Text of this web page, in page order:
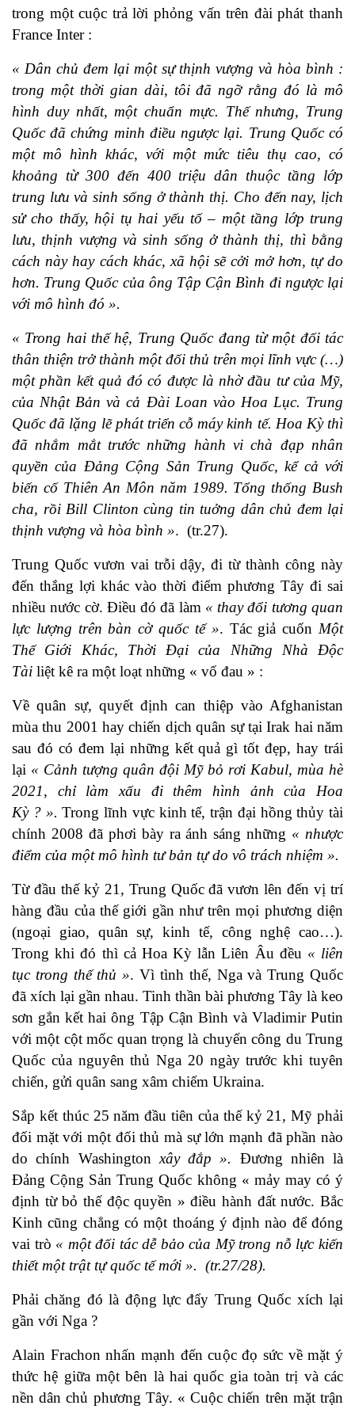
trong một cuộc trả lời phỏng vấn trên đài phát thanh
France Inter :
« Dân chủ đem lại một sự thịnh vượng và hòa bình :
trong một thời gian dài, tôi đã ngỡ rằng đó là mô
hình duy nhất, một chuẩn mực. Thế nhưng, Trung
Quốc đã chứng minh điều ngược lại. Trung Quốc có
một mô hình khác, với một mức tiêu thụ cao, có
khoảng từ 300 đến 400 triệu dân thuộc tầng lớp
trung lưu và sinh sống ở thành thị. Cho đến nay, lịch
sử cho thấy, hội tụ hai yếu tố – một tầng lớp trung
lưu, thịnh vượng và sinh sống ở thành thị, thì bằng
cách này hay cách khác, xã hội sẽ cởi mở hơn, tự do
hơn. Trung Quốc của ông Tập Cận Bình đi ngược lại
với mô hình đó ».
« Trong hai thế hệ, Trung Quốc đang từ một đối tác
thân thiện trở thành một đối thủ trên mọi lĩnh vực (…)
một phần kết quả đó có được là nhờ đầu tư của Mỹ,
của Nhật Bản và cả Đài Loan vào Hoa Lục. Trung
Quốc đã lặng lẽ phát triển cỗ máy kinh tế. Hoa Kỳ thì
đã nhắm mắt trước những hành vi chà đạp nhân
quyền của Đảng Cộng Sản Trung Quốc, kể cả với
biến cố Thiên An Môn năm 1989. Tổng thống Bush
cha, rồi Bill Clinton cùng tin tuởng dân chủ đem lại
thịnh vượng và hòa bình ». (tr.27).
Trung Quốc vươn vai trỗi dậy, đi từ thành công này
đến thắng lợi khác vào thời điểm phương Tây đi sai
nhiều nước cờ. Điều đó đã làm « thay đổi tương quan
lực lượng trên bàn cờ quốc tế ». Tác giả cuốn Một
Thế Giới Khác, Thời Đại của Những Nhà Độc
Tài liệt kê ra một loạt những « vố đau » :
Về quân sự, quyết định can thiệp vào Afghanistan
mùa thu 2001 hay chiến dịch quân sự tại Irak hai năm
sau đó có đem lại những kết quả gì tốt đẹp, hay trái
lại « Cảnh tượng quân đội Mỹ bỏ rơi Kabul, mùa hè
2021, chỉ làm xấu đi thêm hình ảnh của Hoa
Kỳ ? ». Trong lĩnh vực kinh tế, trận đại hồng thủy tài
chính 2008 đã phơi bày ra ánh sáng những « nhược
điểm của một mô hình tư bản tự do vô trách nhiệm ».
Từ đầu thế kỷ 21, Trung Quốc đã vươn lên đến vị trí
hàng đầu của thế giới gần như trên mọi phương diện
(ngoại giao, quân sự, kinh tế, công nghệ cao…).
Trong khi đó thì cả Hoa Kỳ lẫn Liên Âu đều « liên
tục trong thế thủ ». Vì tình thế, Nga và Trung Quốc
đã xích lại gần nhau. Tinh thần bài phương Tây là keo
sơn gắn kết hai ông Tập Cận Bình và Vladimir Putin
với một cột mốc quan trọng là chuyến công du Trung
Quốc của nguyên thủ Nga 20 ngày trước khi tuyên
chiến, gửi quân sang xâm chiếm Ukraina.
Sắp kết thúc 25 năm đầu tiên của thế kỷ 21, Mỹ phải
đối mặt với một đối thủ mà sự lớn mạnh đã phần nào
do chính Washington xây đắp ».
Đương nhiên là
Đảng Cộng Sản Trung Quốc không « mảy may có ý
định từ bỏ thế độc quyền » điều hành đất nước. Bắc
Kinh cũng chẳng có một thoáng ý định nào để đóng
vai trò « một đối tác dễ bảo của Mỹ trong nỗ lực kiến
thiết một trật tự quốc tế mới ». (tr.27/28).
Phải chăng đó là động lực đẩy Trung Quốc xích lại
gần với Nga ?
Alain Frachon nhấn mạnh đến cuộc đọ sức về mặt ý
thức hệ giữa một bên là hai quốc gia toàn trị và các
nền dân chủ phương Tây. « Cuộc chiến trên mặt trận